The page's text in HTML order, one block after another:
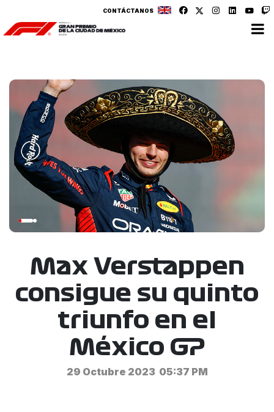
CONTÁCTANOS
Max Verstappen
consigue su quinto
triunfo en el
México GP
29 Octubre 2023 05:37 PM